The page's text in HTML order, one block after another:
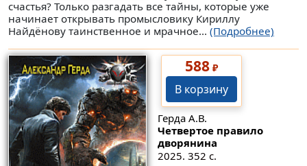
счастья? Только разгадать все тайны, которые уже
начинает открывать промысловику Кириллу
Найдёнову таинственное и мрачное... (Подробнее)
588₽
В корзину
Герда А.В.
Четвертое правило
дворянина
2025. 352 с.